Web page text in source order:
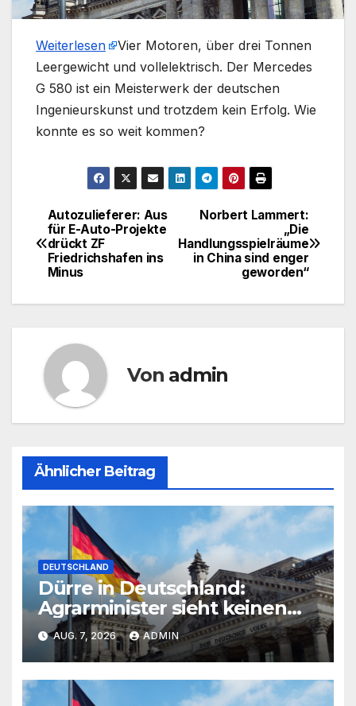
Weiterlesen
​Vier Motoren, über drei Tonnen
Leergewicht und vollelektrisch. Der Mercedes
G 580 ist ein Meisterwerk der deutschen
Ingenieurskunst und trotzdem kein Erfolg. Wie
konnte es so weit kommen?
Beitragsnavigation
Norbert Lammert:
„Die
Handlungsspielräume
in China sind enger
geworden“
Autozulieferer: Aus
für E-Auto-Projekte
drückt ZF
Friedrichshafen ins
Minus
Von admin
Ähnlicher Beitrag
DEUTSCHLAND
Dürre in Deutschland:
Agrarminister sieht keinen
akuten Handlungsbedarf
AUG. 7, 2026 ADMIN